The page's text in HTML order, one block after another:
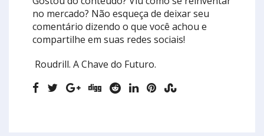
no mercado? Não esqueça de deixar seu
comentário dizendo o que você achou e
compartilhe em suas redes sociais!
‍ Roudrill. A Chave do Futuro.